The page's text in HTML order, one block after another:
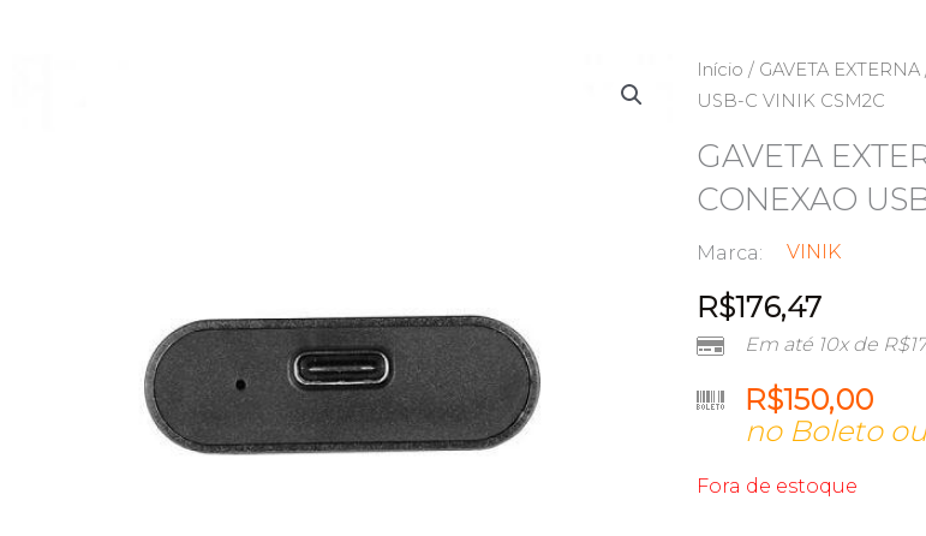
Início / GAVETA EXTERNA
USB-C VINIK CSM2C
GAVETA
CONEXAO
Marca: VINIK
R$176,47
Em até 10x de R$
R$150,00
no Boleto
Fora de estoque